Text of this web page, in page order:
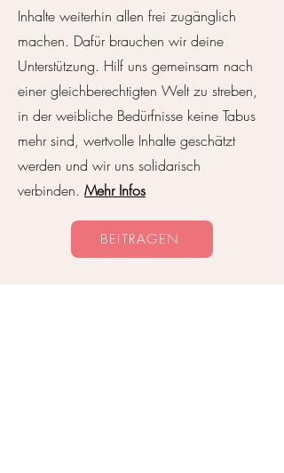
Inhalte weiterhin allen frei zugänglich
machen. Dafür brauchen wir deine
Unterstützung. Hilf uns gemeinsam nach
einer gleichberechtigten Welt zu streben,
in der weibliche Bedürfnisse keine Tabus
mehr sind, wertvolle Inhalte geschätzt
werden und wir uns solidarisch
verbinden. Mehr Infos
BEITRAGEN